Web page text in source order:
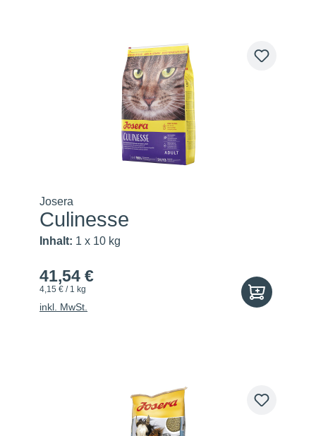
Josera
Culinesse
Inhalt: 1 x 10 kg
41,54 €
4,15 € / 1 kg
inkl. MwSt.